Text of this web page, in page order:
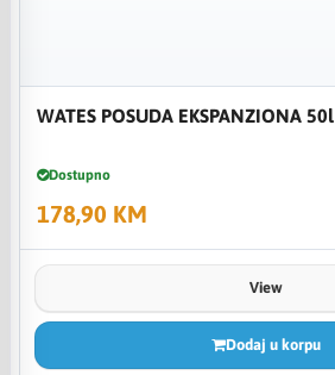
WATES POSUDA EKSPANZIONA
Dostupno
178,90 KM
View
Dodaj u korpu